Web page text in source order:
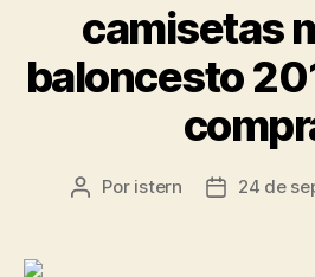
camisetas
baloncesto
Autor
Por istern
Fecha24 de